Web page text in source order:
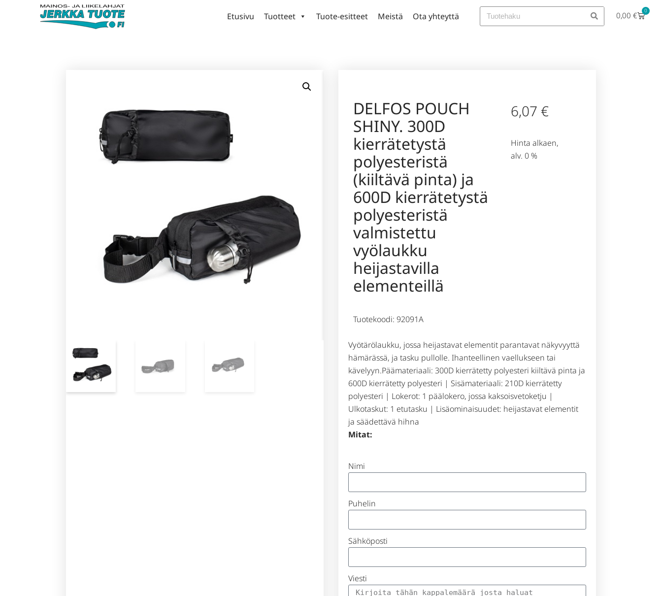
Etusivu Tuotteet Tuote-esitteet Meistä Ota yhteyttä 0,00€ 0
DELFOS POUCH
SHINY. 300D
kierrätetystä
polyesteristä
(kiiltävä pinta) ja
600D kierrätetystä
polyesteristä
valmistettu
vyölaukku
heijastavilla
elementeillä
Tuotekoodi: 92091A
6,07 €
Hinta alkaen,
alv. 0 %
Vyötärölaukku, jossa heijastavat elementit parantavat näkyvyyttä
hämärässä, ja tasku pullolle. Ihanteellinen vaellukseen tai
kävelyyn.Päämateriaali: 300D kierrätetty polyesteri kiiltävä pinta ja
600D kierrätetty polyesteri | Sisämateriaali: 210D kierrätetty
polyesteri | Lokerot: 1 päälokero, jossa kaksoisvetoketju |
Ulkotaskut: 1 etutasku | Lisäominaisuudet: heijastavat elementit
ja säädettävä hihna
Mitat:
Nimi
Puhelin
Sähköposti
Viesti